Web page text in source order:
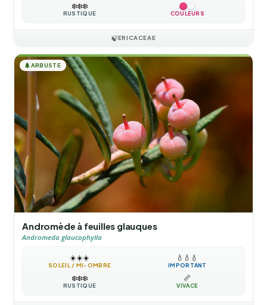
❄️❄️❄️
RUSTIQUE COULEURS
🍃ERICACEAE
🌲ARBUSTE
Andromède à feuilles glauques
Andromeda glaucophylla
☀️☀️☀️
SOLEIL / MI-OMBRE
💧 💧 💧
IMPORTANT
❄️❄️❄️
RUSTIQUE
📏
VIVACE